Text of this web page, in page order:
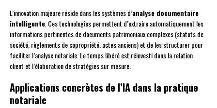
L’innovation majeure réside dans les systèmes d’analyse documentaire
intelligente. Ces technologies permettent d’extraire automatiquement les
informations pertinentes de documents patrimoniaux complexes (statuts de
société, règlements de copropriété, actes anciens) et de les structurer pour
faciliter l’analyse notariale. Le temps libéré est réinvesti dans la relation
client et l’élaboration de stratégies sur mesure.
Applications concrètes de l’IA dans la pratique
notariale